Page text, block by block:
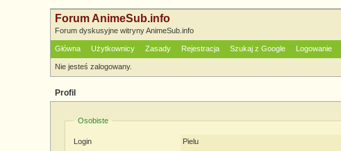
Forum AnimeSub.info
Forum dyskusyjne witryny AnimeSub.info
Główna Użytkownicy Zasady Rejestracja Szukaj z Google Logowanie
Nie jesteś zalogowany.
Profil
Osobiste
Login
Pielu